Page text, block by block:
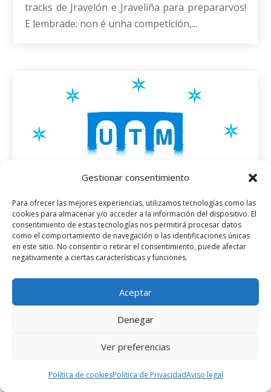
Gestionar consentimiento
Para ofrecer las mejores experiencias, utilizamos tecnologías como las
cookies para almacenar y/o acceder a la información del dispositivo. El
consentimiento de estas tecnologías nos permitirá procesar datos
como el comportamiento de navegación o las identificaciones únicas
en este sitio. No consentir o retirar el consentimiento, puede afectar
negativamente a ciertas características y funciones.
Aceptar
Denegar
Ver preferencias
Política de cookiesPolítica de PrivacidadAviso legal
tracks de Jravelón e Jraveliña para prepararvos!
E lembrade: non é unha competición,...
Bases de contratación de persoal
técnico
O martes 23 de setembro de 2025 abre o prazo
para presentarse ó posto de técnico/a de
proxectos para a execución da intervención
estará aberto 25 días naturais (ata o día 17 de
outrubro incluído). Consulta aquí as bases e...